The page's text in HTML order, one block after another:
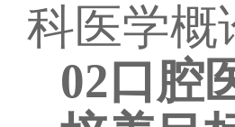
科医学概
02口腔